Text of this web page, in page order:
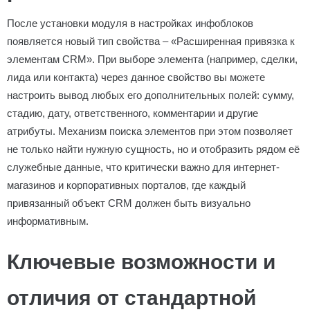
После установки модуля в настройках инфоблоков
появляется новый тип свойства – «Расширенная привязка к
элементам CRM». При выборе элемента (например, сделки,
лида или контакта) через данное свойство вы можете
настроить вывод любых его дополнительных полей: сумму,
стадию, дату, ответственного, комментарии и другие
атрибуты. Механизм поиска элементов при этом позволяет
не только найти нужную сущность, но и отобразить рядом её
служебные данные, что критически важно для интернет-
магазинов и корпоративных порталов, где каждый
привязанный объект CRM должен быть визуально
информативным.
Ключевые возможности и
отличия от стандартной